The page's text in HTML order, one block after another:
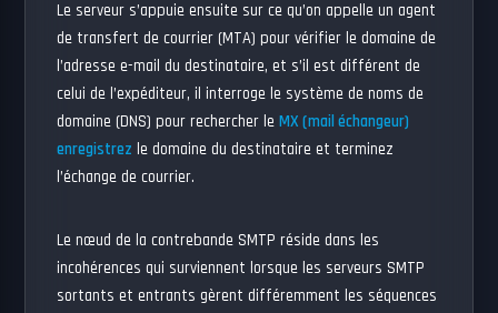
Le serveur s’appuie ensuite sur ce qu’on appelle un agent
de transfert de courrier (MTA) pour vérifier le domaine de
l’adresse e-mail du destinataire, et s’il est différent de
celui de l’expéditeur, il interroge le système de noms de
domaine (DNS) pour rechercher leMX (mail échangeur)
enregistrez le domaine du destinataire et terminez
l’échange de courrier.
Le nœud de la contrebande SMTP réside dans les
incohérences qui surviennent lorsque les serveurs SMTP
sortants et entrants gèrent différemment les séquences